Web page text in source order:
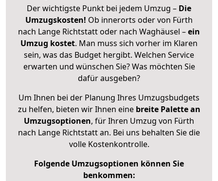
Der wichtigste Punkt bei jedem Umzug – Die
Umzugskosten! Ob innerorts oder von Fürth
nach Lange Richtstatt oder nach Waghäusel –ein
Umzug kostet. Man muss sich vorher im Klaren
sein, was das Budget hergibt. Welchen Service
erwarten und wünschen Sie? Was möchten Sie
dafür ausgeben?
Um Ihnen bei der Planung Ihres Umzugsbudgets
zu helfen, bieten wir Ihnen eine breite Palette an
Umzugsoptionen, für Ihren Umzug von Fürth
nach Lange Richtstatt an. Bei uns behalten Sie die
volle Kostenkontrolle.
Folgende Umzugsoptionen können Sie
benkommen: